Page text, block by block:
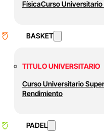
FísicaCurso Universitario
BASKET
TITULO UNIVERSITARIO
Curso Universitario
Rendimiento
PADEL